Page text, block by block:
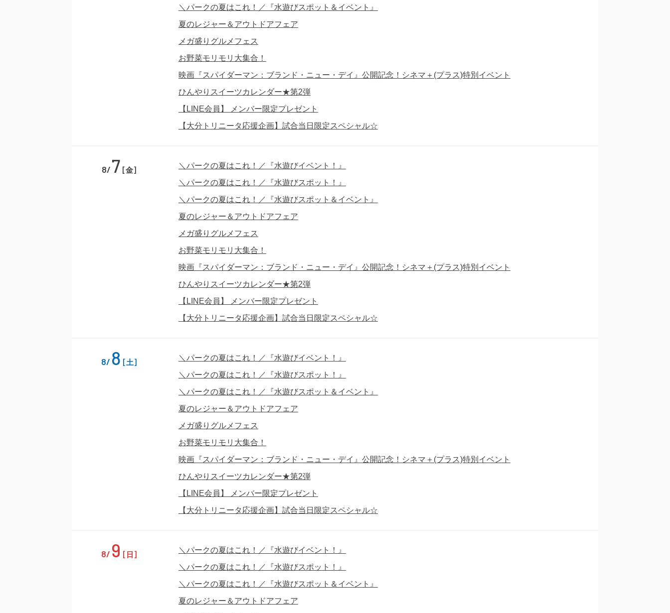
＼パークの夏はこれ！／『水遊びスポット＆イベント』
夏のレジャー＆アウトドアフェア
メガ盛りグルメフェス
お野菜モリモリ大集合！
映画『スパイダーマン：ブランド・ニュー・デイ』公開記念！シネマ＋(プラス)特別イベント
ひんやりスイーツカレンダー★第2弾
【LINE会員】 メンバー限定プレゼント
【大分トリニータ応援企画】試合当日限定スペシャル☆
8/7 [金]
＼パークの夏はこれ！／『水遊びイベント！』
＼パークの夏はこれ！／『水遊びスポット！』
＼パークの夏はこれ！／『水遊びスポット＆イベント』
夏のレジャー＆アウトドアフェア
メガ盛りグルメフェス
お野菜モリモリ大集合！
映画『スパイダーマン：ブランド・ニュー・デイ』公開記念！シネマ＋(プラス)特別イベント
ひんやりスイーツカレンダー★第2弾
【LINE会員】 メンバー限定プレゼント
【大分トリニータ応援企画】試合当日限定スペシャル☆
8/ 8 [土]
＼パークの夏はこれ！／『水遊びイベント！』
＼パークの夏はこれ！／『水遊びスポット！』
＼パークの夏はこれ！／『水遊びスポット＆イベント』
夏のレジャー＆アウトドアフェア
メガ盛りグルメフェス
お野菜モリモリ大集合！
映画『スパイダーマン：ブランド・ニュー・デイ』公開記念！シネマ＋(プラス)特別イベント
ひんやりスイーツカレンダー★第2弾
【LINE会員】 メンバー限定プレゼント
【大分トリニータ応援企画】試合当日限定スペシャル☆
8/ 9 [日]
＼パークの夏はこれ！／『水遊びイベント！』
＼パークの夏はこれ！／『水遊びスポット！』
＼パークの夏はこれ！／『水遊びスポット＆イベント』
夏のレジャー＆アウトドアフェア